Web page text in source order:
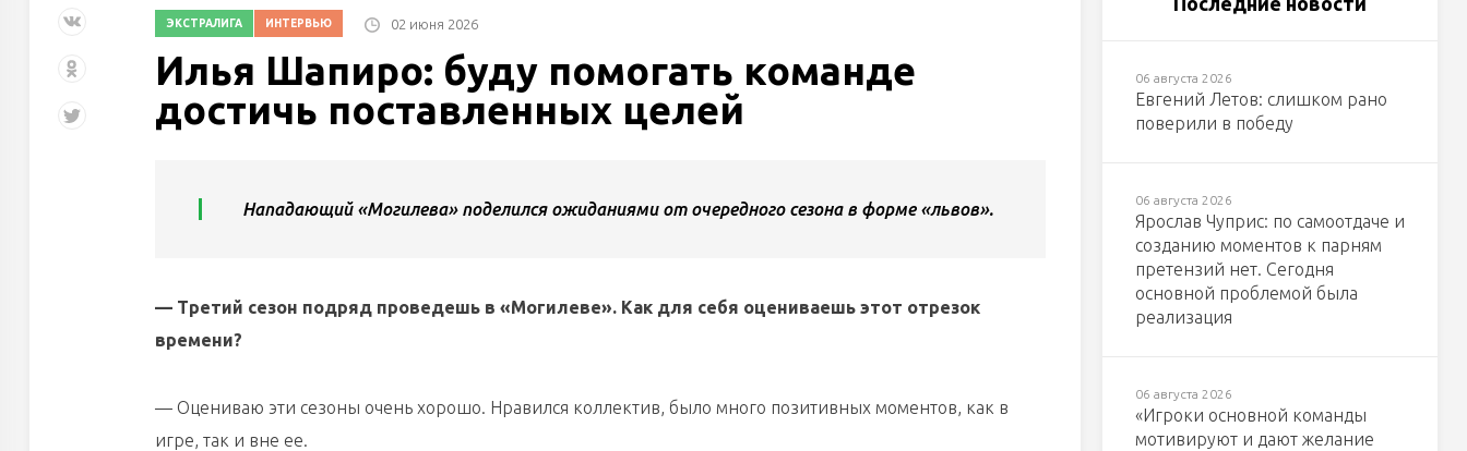
ЭКСТРАЛИГА ИНТЕРВЬЮ 02 июня 2026
Илья Шапиро: буду помогать команде
достичь поставленных целей
Нападающий «Могилева» поделился ожиданиями от очередного сезона в форме «львов».
— Третий сезон подряд проведешь в «Могилеве». Как для себя оцениваешь этот отрезок
времени?
— Оцениваю эти сезоны очень хорошо. Нравился коллектив, было много позитивных моментов, как в
игре, так и вне ее.
06 августа 2026
Евгений Летов: слишком рано
поверили в победу
06 августа 2026
Ярослав Чуприс: по самоотдаче и
созданию моментов к парням
претензий нет. Сегодня
основной проблемой была
реализация
06 августа 2026
«Игроки основной команды
мотивируют и дают желание